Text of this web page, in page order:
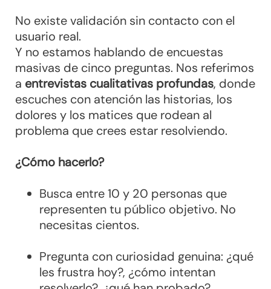
No existe validación sin contacto con el
usuario real.
Y no estamos hablando de encuestas
masivas de cinco preguntas. Nos referimos
a entrevistas cualitativas profundas, donde
escuches con atención las historias, los
dolores y los matices que rodean al
problema que crees estar resolviendo.
¿Cómo hacerlo?
Busca entre 10 y 20 personas que
representen tu público objetivo. No
necesitas cientos.
Pregunta con curiosidad genuina: ¿qué
les frustra hoy?, ¿cómo intentan